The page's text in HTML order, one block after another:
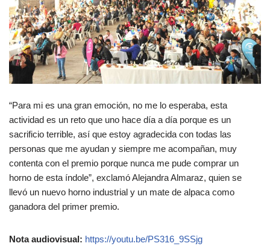
“Para mi es una gran emoción, no me lo esperaba, esta
actividad es un reto que uno hace día a día porque es un
sacrificio terrible, así que estoy agradecida con todas las
personas que me ayudan y siempre me acompañan, muy
contenta con el premio porque nunca me pude comprar un
horno de esta índole”, exclamó Alejandra Almaraz, quien se
llevó un nuevo horno industrial y un mate de alpaca como
ganadora del primer premio.
Nota audiovisual: https://youtu.be/PS316_9SSjg